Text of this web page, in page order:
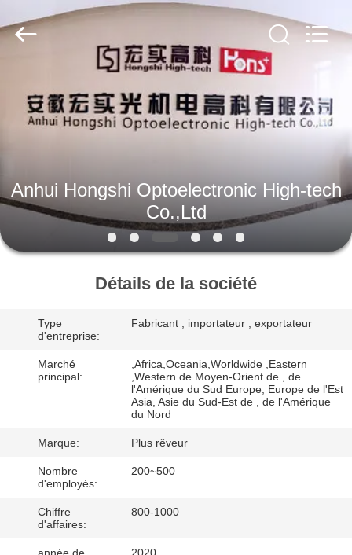
PRODUITS
AU
SUJET
DE
NOUS
D'USINE
CONTRÔLE
QUALITÉ
CONTACTEZ-
NOUS
Optoelectronic
High-
tech
Anhui Hongshi Optoelectronic High-tech
Co.,Ltd
Détails de la société
Type
d'entreprise:
Fabricant , importateur , exportateur
Marché
principal:
,Africa,Oceania,Worldwide ,Eastern
,Western de Moyen-Orient de , de
l'Amérique du Sud Europe, Europe de l'Est
Asia, Asie du Sud-Est de , de l'Amérique
du Nord
Marque: Plus rêveur
Nombre
d'employés:
200~500
Chiffre
d'affaires:
800-1000
année de
2020